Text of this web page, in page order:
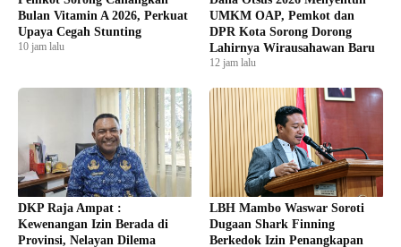
Bulan Vitamin A 2026, Perkuat
Upaya Cegah Stunting
10 jam lalu
UMKM OAP, Pemkot dan
DPR Kota Sorong Dorong
Lahirnya Wirausahawan Baru
12 jam lalu
DKP Raja Ampat :
Kewenangan Izin Berada di
Provinsi, Nelayan Dilema
LBH Mambo Waswar Soroti
Dugaan Shark Finning
Berkedok Izin Penangkapan